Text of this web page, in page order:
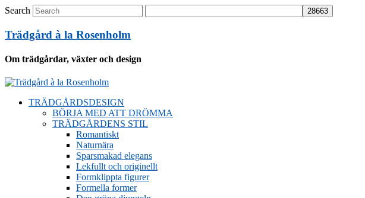
Search
Trädgård à la Rosenholm
Om trädgårdar, växter och design
TRÄDGÅRDSDESIGN
BÖRJA MED ATT DRÖMMA
TRÄDGÅRDENS STIL
Romantiskt
Naturnära
Sparsmakad elegans
Lekfullt och originellt
Formklippta figurer
Formella former